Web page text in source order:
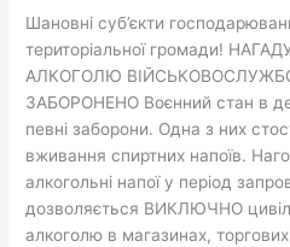
Шановні суб’єкти
територіальної громади!
АЛКОГОЛЮ
ЗАБОРОНЕНО Воєнний стан в
певні заборони. Одна з них
вживання спиртних напоїв.
алкогольні напої у період
дозволяється ВИКЛЮЧНО
алкоголю в магазинах,